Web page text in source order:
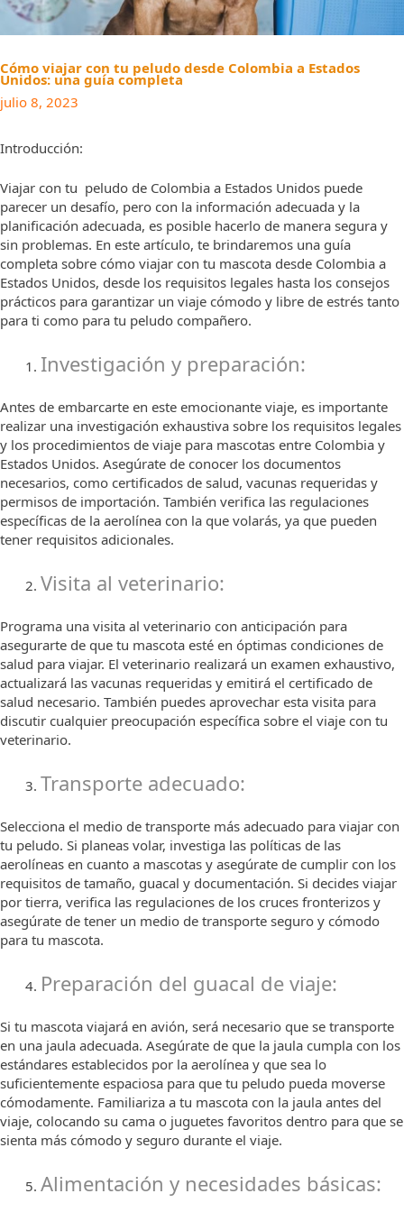
Cómo viajar con tu peludo desde Colombia a Estados
Unidos: una guía completa
julio 8, 2023
Introducción:
Viajar con tu peludo de Colombia a Estados Unidos puede
parecer un desafío, pero con la información adecuada y la
planificación adecuada, es posible hacerlo de manera segura y
sin problemas. En este artículo, te brindaremos una guía
completa sobre cómo viajar con tu mascota desde Colombia a
Estados Unidos, desde los requisitos legales hasta los consejos
prácticos para garantizar un viaje cómodo y libre de estrés tanto
para ti como para tu peludo compañero.
Investigación y preparación:
Antes de embarcarte en este emocionante viaje, es importante
realizar una investigación exhaustiva sobre los requisitos legales
y los procedimientos de viaje para mascotas entre Colombia y
Estados Unidos. Asegúrate de conocer los documentos
necesarios, como certificados de salud, vacunas requeridas y
permisos de importación. También verifica las regulaciones
específicas de la aerolínea con la que volarás, ya que pueden
tener requisitos adicionales.
Visita al veterinario:
Programa una visita al veterinario con anticipación para
asegurarte de que tu mascota esté en óptimas condiciones de
salud para viajar. El veterinario realizará un examen exhaustivo,
actualizará las vacunas requeridas y emitirá el certificado de
salud necesario. También puedes aprovechar esta visita para
discutir cualquier preocupación específica sobre el viaje con tu
veterinario.
Transporte adecuado:
Selecciona el medio de transporte más adecuado para viajar con
tu peludo. Si planeas volar, investiga las políticas de las
aerolíneas en cuanto a mascotas y asegúrate de cumplir con los
requisitos de tamaño, guacal y documentación. Si decides viajar
por tierra, verifica las regulaciones de los cruces fronterizos y
asegúrate de tener un medio de transporte seguro y cómodo
para tu mascota.
Preparación del guacal de viaje:
Si tu mascota viajará en avión, será necesario que se transporte
en una jaula adecuada. Asegúrate de que la jaula cumpla con los
estándares establecidos por la aerolínea y que sea lo
suficientemente espaciosa para que tu peludo pueda moverse
cómodamente. Familiariza a tu mascota con la jaula antes del
viaje, colocando su cama o juguetes favoritos dentro para que se
sienta más cómodo y seguro durante el viaje.
Alimentación y necesidades básicas: